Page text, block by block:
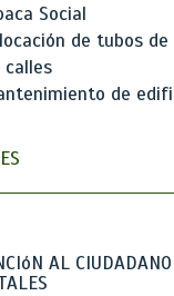
Social
de tubos de
calles
de
AL CIUDADANO